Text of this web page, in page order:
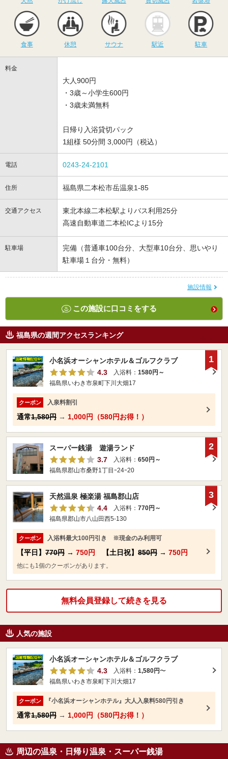
食事 休憩
サウナ
サウナ 駅近 駐車
料金
大人900円
・3歳～小学生600円
・3歳未満無料
日帰り入浴貸切パック
1組様 50分間 3,000円（税込）
電話 0243-24-2101
住所 福島県二本松市岳温泉1-85
交通アクセス
東北本線二本松駅よりバス利用25分
高速自動車道二本松ICより15分
駐車場
完備（普通車100台分、大型車10台分、思いやり
駐車場１台分・無料）
施設情報
この施設に口コミをする
福島県の週間アクセスランキング
小名浜オーシャンホテル＆ゴルフクラブ
4.3
入浴料： 1580円～
福島県いわき市泉町下川大畑17
クーポン 入泉料割引
通常1,580円 → 1,000円（580円お得！）
1
スーパー銭湯 遊湯ランド
3.7
入浴料： 650円～
福島県郡山市桑野1丁目ｰ24ｰ20
2
天然温泉 極楽湯 福島郡山店
4.4
入浴料： 770円～
福島県郡山市八山田西5-130
クーポン 入浴料最大100円引き ※現金のみ利用可
【平日】 770円 → 750円 【土日祝】 850円 → 750円
他にも1個のクーポンがあります。
3
無料会員登録して続きを見る
人気の施設
小名浜オーシャンホテル＆ゴルフクラブ
4.3
入浴料： 1,580円〜
福島県いわき市泉町下川大畑17
クーポン 『小名浜オーシャンホテル』大人入泉料580円引き
通常1,580円 → 1,000円（580円お得！）
周辺の温泉・日帰り温泉・スーパー銭湯